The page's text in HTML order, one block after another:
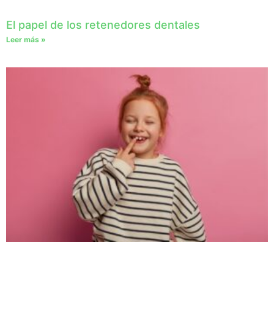
El papel de los retenedores dentales
Leer más »